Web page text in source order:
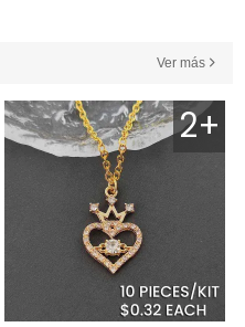
Ver más
2+